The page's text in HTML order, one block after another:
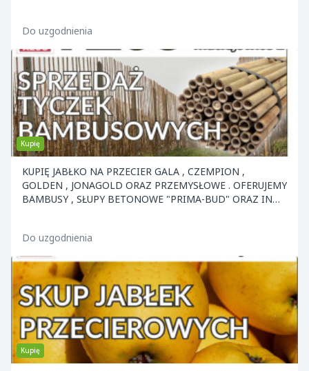
Do uzgodnienia
Kupię
KUPIĘ JABŁKO NA PRZECIER GALA , CZEMPION ,
GOLDEN , JONAGOLD ORAZ PRZEMYSŁOWE . OFERUJEMY
BAMBUSY , SŁUPY BETONOWE "PRIMA-BUD" ORAZ INNE
Do uzgodnienia
Kupię